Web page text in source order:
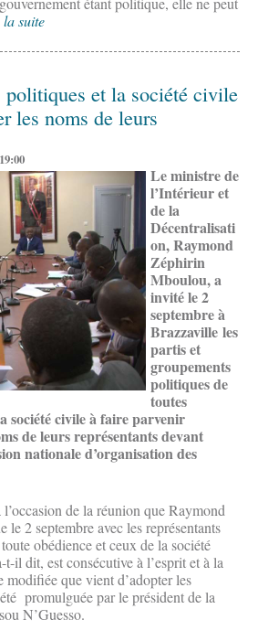
suite
et la société civile
les noms de leurs
Le ministre de
l’Intérieur et
de la
Décentralisati
on, Raymond
Zéphirin
Mboulou, a
invité le 2
septembre à
Brazzaville les
partis et
groupements
politiques de
toutes
société civile à faire parvenir
de leurs représentants devant
nationale d’organisation des
de la réunion que Raymond
2 septembre avec les représentants
obédience et ceux de la société
il dit, est consécutive à l’esprit et à la
modifiée que vient d’adopter les
promulguée par le président de la
N’Guesso.